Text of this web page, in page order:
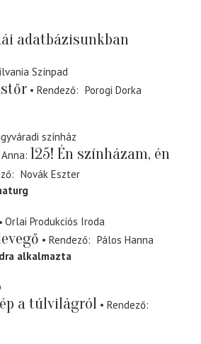
adatbázisunkban
Színpad
Rendező
Porogi Dorka
színház
125! Én színházam, én
Novák Eszter
Orlai Produkciós Iroda
Rendező
Pálos Hanna
alkalmazta
a túlvilágról
Rendező